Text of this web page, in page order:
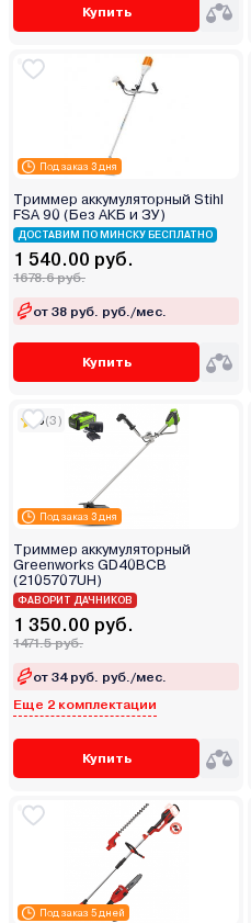
Купить
Под заказ 3 дня
Триммер аккумуляторный Stihl
FSA 90 (Без АКБ и ЗУ)
ДОСТАВИМ ПО МИНСКУ БЕСПЛАТНО
1 540.00 руб.
1678.6 руб.
от 38 руб. руб./мес.
Купить
Под заказ 3 дня
5(3)
Триммер аккумуляторный
Greenworks GD40BCB
(2105707UH)
ФАВОРИТ ДАЧНИКОВ
1 350.00 руб.
1471.5 руб.
от 34 руб. руб./мес.
Еще 2 комплектации
Купить
Под заказ 5 дней